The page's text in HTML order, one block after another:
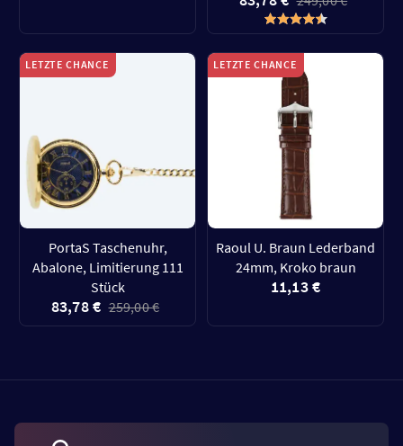
LETZTE CHANCE
PortaS Taschenuhr,
Abalone, Limitierung 111
Stück
83,78 € 259,00 €
LETZTE CHANCE
Raoul U. Braun Lederband
24mm, Kroko braun
11,13 €